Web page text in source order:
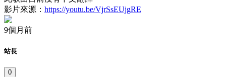
影片來源： https://youtu.be/VjrSsEUjgRE
9個月前
站長
0